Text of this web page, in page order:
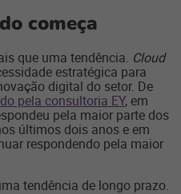
começa
que uma tendência. Cloud
estratégica para
digital do setor. De
pela consultoria EY, em
pela maior parte dos
últimos dois anos e em
respondendo pela maior
tendência de longo prazo.